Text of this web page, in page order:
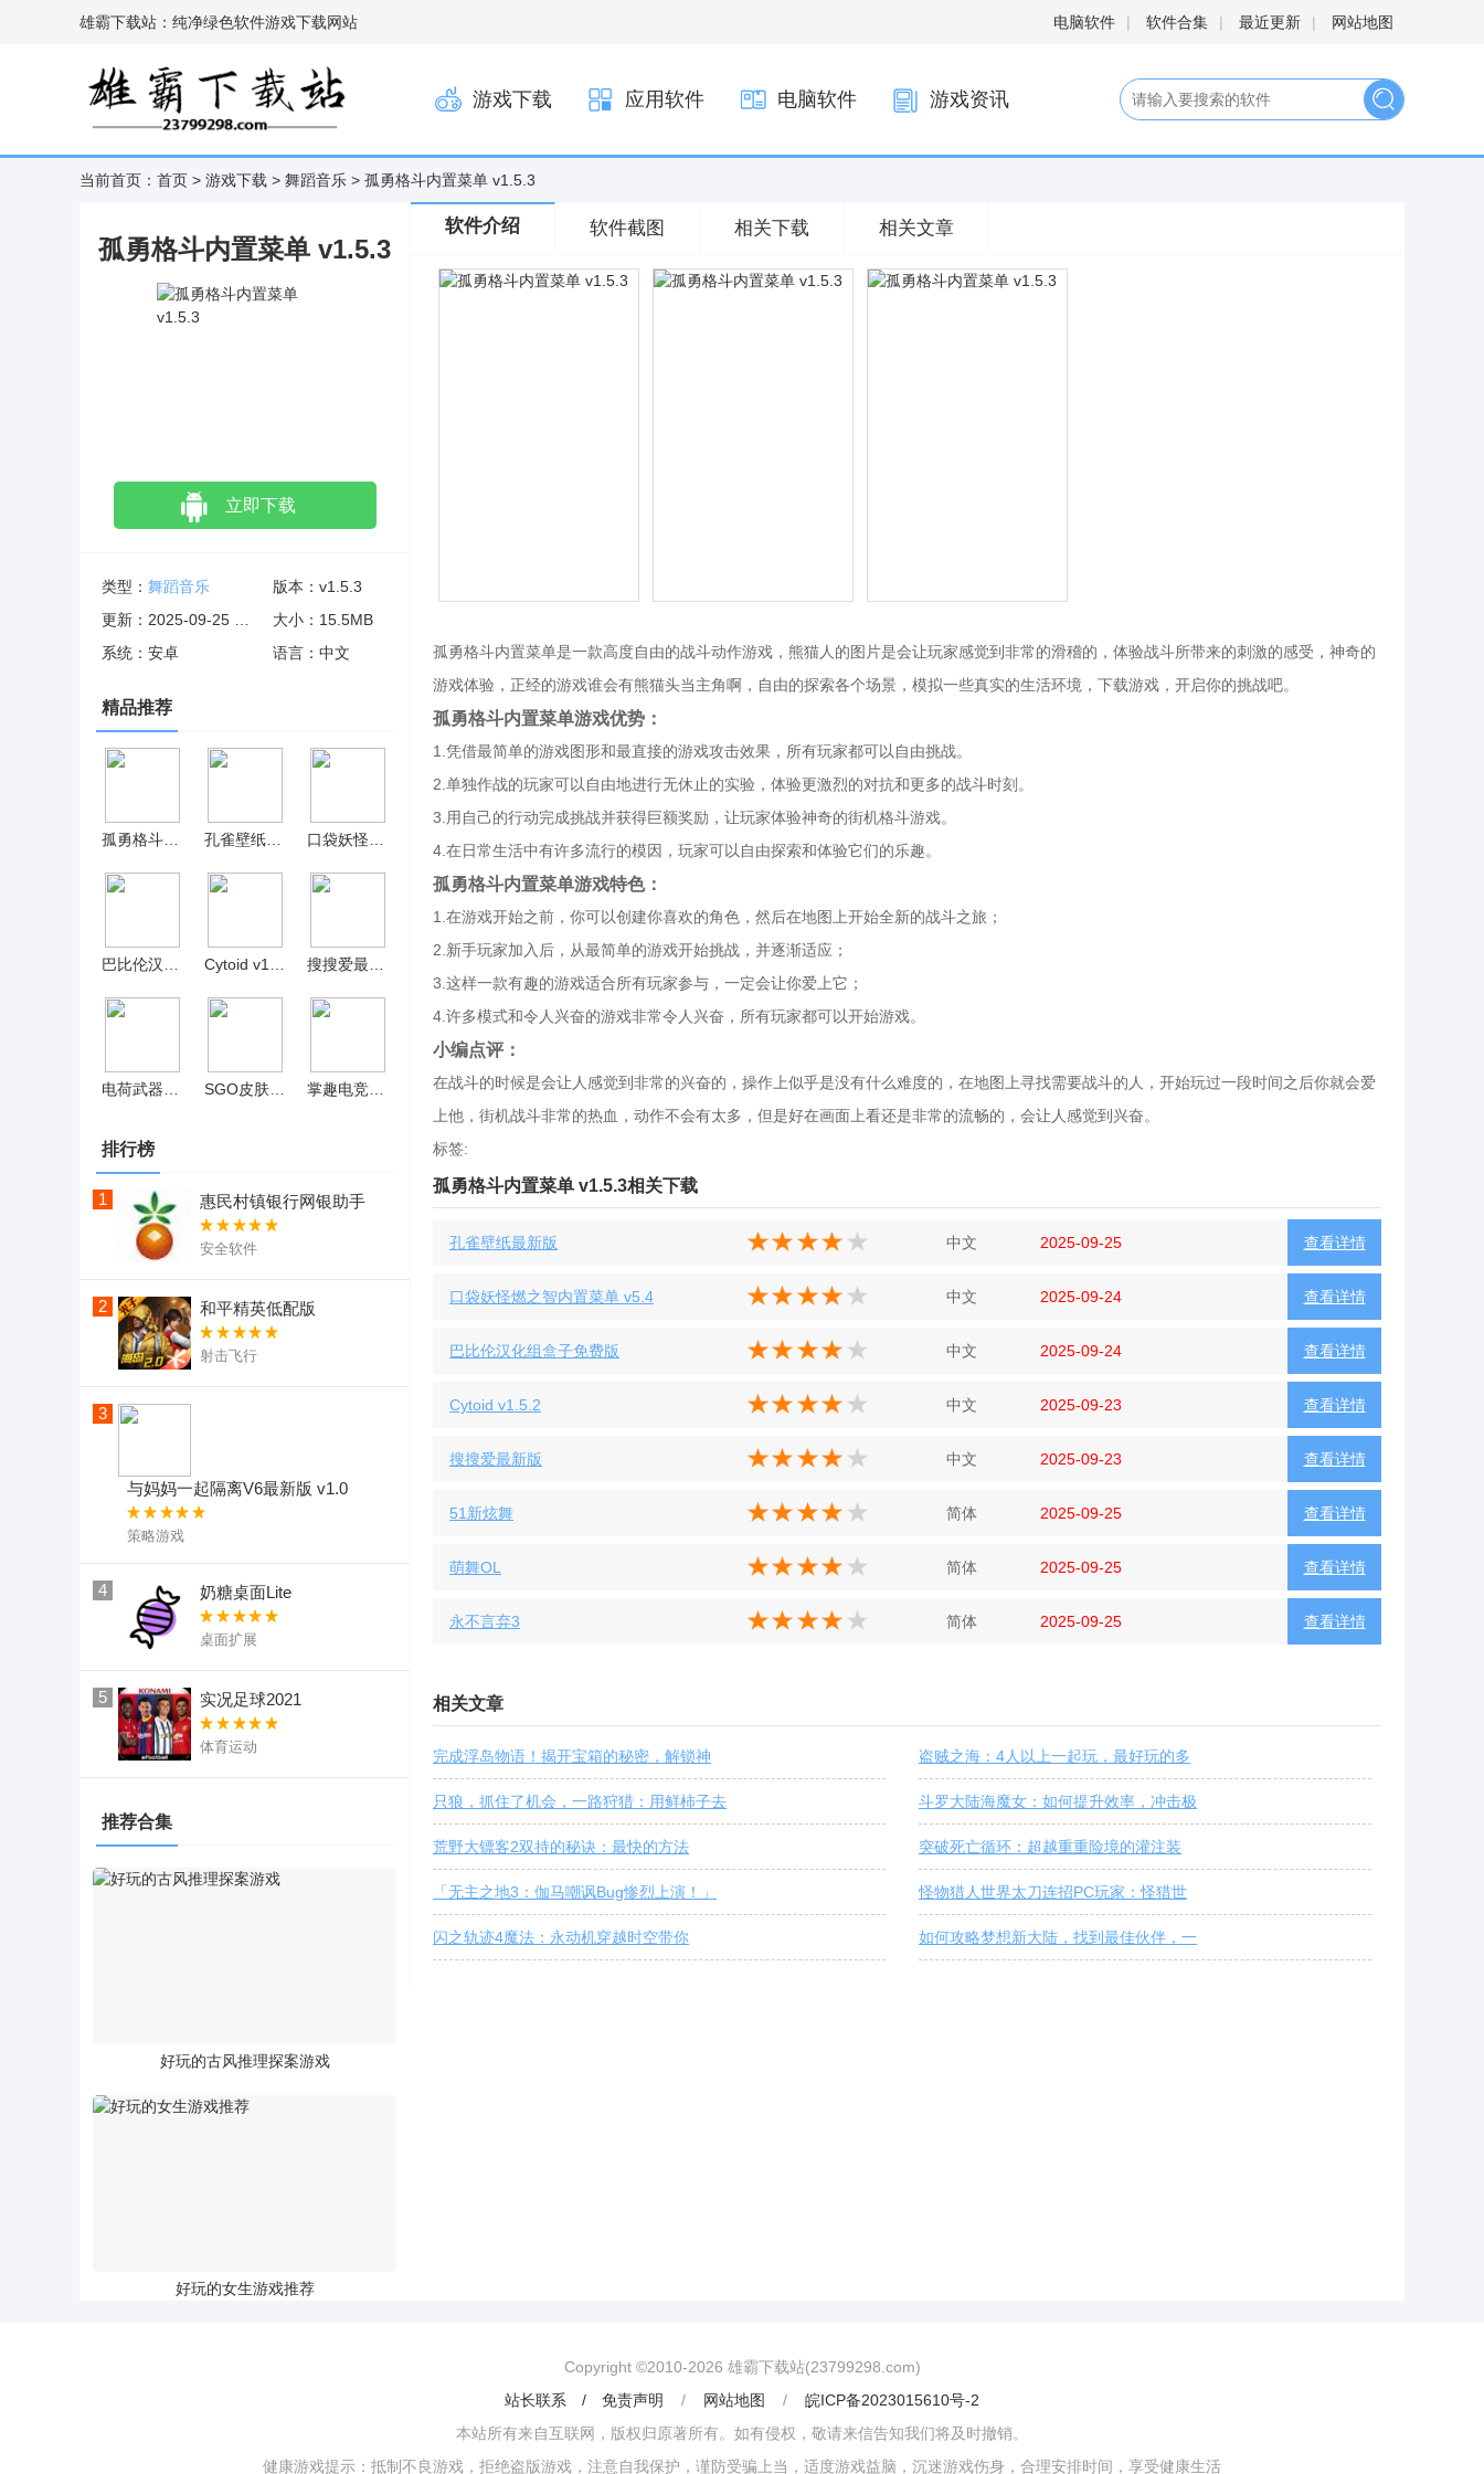
雄霸下载站：纯净绿色软件游戏下载网站 电脑软件 | 软件合集 | 最近更新 | 网站地图
游戏下载 应用软件 电脑软件 游戏资讯
当前首页： 首页 > 游戏下载 > 舞蹈音乐 > 孤勇格斗内置菜单 v1.5.3
孤勇格斗内置菜单 v1.5.3
立即下载
类型： 舞蹈音乐
版本：v1.5.3
大小：15.5MB
系统：安卓
语言：中文
精品推荐
排行榜
1 惠民村镇银行网银助手
安全软件
2 和平精英低配版
射击飞行
3
与妈妈一起隔离V6最新版 v1.0
策略游戏
4 奶糖桌面Lite
桌面扩展
5 实况足球2021
体育运动
推荐合集
好玩的古风推理探案游戏
好玩的女生游戏推荐
软件介绍 软件截图 相关下载 相关文章
孤勇格斗内置菜单是一款高度自由的战斗动作游戏，熊猫人的图片是会让玩家感觉到非常的滑稽的，体验战斗所带来的刺激的感受，神奇的
游戏体验，正经的游戏谁会有熊猫头当主角啊，自由的探索各个场景，模拟一些真实的生活环境，下载游戏，开启你的挑战吧。
孤勇格斗内置菜单游戏优势：
1.凭借最简单的游戏图形和最直接的游戏攻击效果，所有玩家都可以自由挑战。
2.单独作战的玩家可以自由地进行无休止的实验，体验更激烈的对抗和更多的战斗时刻。
3.用自己的行动完成挑战并获得巨额奖励，让玩家体验神奇的街机格斗游戏。
4.在日常生活中有许多流行的模因，玩家可以自由探索和体验它们的乐趣。
孤勇格斗内置菜单游戏特色：
1.在游戏开始之前，你可以创建你喜欢的角色，然后在地图上开始全新的战斗之旅；
2.新手玩家加入后，从最简单的游戏开始挑战，并逐渐适应；
3.这样一款有趣的游戏适合所有玩家参与，一定会让你爱上它；
4.许多模式和令人兴奋的游戏非常令人兴奋，所有玩家都可以开始游戏。
小编点评：
在战斗的时候是会让人感觉到非常的兴奋的，操作上似乎是没有什么难度的，在地图上寻找需要战斗的人，开始玩过一段时间之后你就会爱
上他，街机战斗非常的热血，动作不会有太多，但是好在画面上看还是非常的流畅的，会让人感觉到兴奋。
标签:
孤勇格斗内置菜单 v1.5.3相关下载
查看详情
孔雀壁纸最新版 中文 2025-09-25
查看详情
口袋妖怪燃之智内置菜单 v5.4 中文 2025-09-24
查看详情
巴比伦汉化组盒子免费版 中文 2025-09-24
查看详情
Cytoid v1.5.2 中文 2025-09-23
查看详情
搜搜爱最新版 中文 2025-09-23
查看详情
51新炫舞 简体 2025-09-25
查看详情
萌舞OL 简体 2025-09-25
查看详情
永不言弃3 简体 2025-09-25
相关文章
完成浮岛物语！揭开宝箱的秘密，解锁神 盗贼之海：4人以上一起玩，最好玩的多
只狼，抓住了机会，一路狩猎：用鲜柿子去 斗罗大陆海魔女：如何提升效率，冲击极
荒野大镖客2双持的秘诀：最快的方法 突破死亡循环：超越重重险境的灌注装
「无主之地3：伽马嘲讽Bug惨烈上演！」 怪物猎人世界太刀连招PC玩家：怪猎世
闪之轨迹4魔法：永动机穿越时空带你 如何攻略梦想新大陆，找到最佳伙伴，一
Copyright ©2010-2026 雄霸下载站(23799298.com)
站长联系 / 免责声明
/ 网站地图 /
皖ICP备2023015610号-2
本站所有来自互联网，版权归原著所有。如有侵权，敬请来信告知我们将及时撤销。
健康游戏提示：抵制不良游戏，拒绝盗版游戏，注意自我保护，谨防受骗上当，适度游戏益脑，沉迷游戏伤身，合理安排时间，享受健康生活